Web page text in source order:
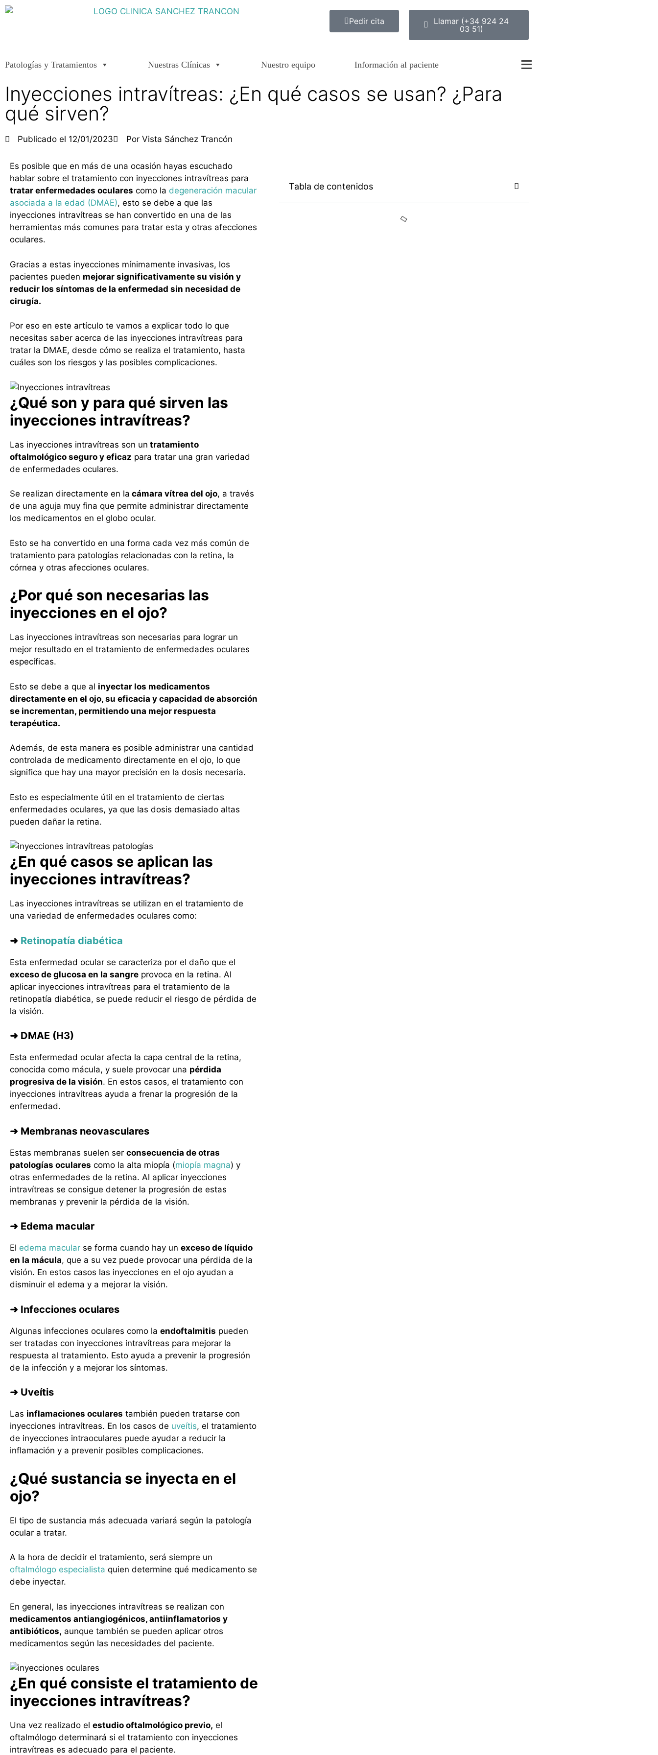
Pedir cita
Llamar (+34 924 24
03 51)
Patologías y Tratamientos Nuestras Clínicas Nuestro equipo Información al paciente
Inyecciones intravítreas: ¿En qué casos se usan? ¿Para
qué sirven?
Publicado el 12/01/2023 PorVista Sánchez Trancón
Es posible que en más de una ocasión hayas escuchado
hablar sobre el tratamiento con inyecciones intravítreas para
tratar enfermedades oculares como la degeneración macular
asociada a la edad (DMAE), esto se debe a que las
inyecciones intravítreas se han convertido en una de las
herramientas más comunes para tratar esta y otras afecciones
oculares.
Gracias a estas inyecciones mínimamente invasivas, los
pacientes pueden mejorar significativamente su visión y
reducir los síntomas de la enfermedad sin necesidad de
cirugía.
Por eso en este artículo te vamos a explicar todo lo que
necesitas saber acerca de las inyecciones intravítreas para
tratar la DMAE, desde cómo se realiza el tratamiento, hasta
cuáles son los riesgos y las posibles complicaciones.
¿Qué son y para qué sirven las
inyecciones intravítreas?
Las inyecciones intravítreas son un tratamiento
oftalmológico seguro y eficaz para tratar una gran variedad
de enfermedades oculares.
Se realizan directamente en la cámara vítrea del ojo, a través
de una aguja muy fina que permite administrar directamente
los medicamentos en el globo ocular.
Esto se ha convertido en una forma cada vez más común de
tratamiento para patologías relacionadas con la retina, la
córnea y otras afecciones oculares.
¿Por qué son necesarias las
inyecciones en el ojo?
Las inyecciones intravítreas son necesarias para lograr un
mejor resultado en el tratamiento de enfermedades oculares
específicas.
Esto se debe a que al inyectar los medicamentos
directamente en el ojo, su eficacia y capacidad de absorción
se incrementan, permitiendo una mejor respuesta
terapéutica.
Además, de esta manera es posible administrar una cantidad
controlada de medicamento directamente en el ojo, lo que
significa que hay una mayor precisión en la dosis necesaria.
Esto es especialmente útil en el tratamiento de ciertas
enfermedades oculares, ya que las dosis demasiado altas
pueden dañar la retina.
¿En qué casos se aplican las
inyecciones intravítreas?
Las inyecciones intravítreas se utilizan en el tratamiento de
una variedad de enfermedades oculares como:
➜ Retinopatía diabética
Esta enfermedad ocular se caracteriza por el daño que el
exceso de glucosa en la sangre provoca en la retina. Al
aplicar inyecciones intravítreas para el tratamiento de la
retinopatía diabética, se puede reducir el riesgo de pérdida de
la visión.
➜ DMAE (H3)
Esta enfermedad ocular afecta la capa central de la retina,
conocida como mácula, y suele provocar una pérdida
progresiva de la visión. En estos casos, el tratamiento con
inyecciones intravítreas ayuda a frenar la progresión de la
enfermedad.
➜ Membranas neovasculares
Estas membranas suelen ser consecuencia de otras
patologías oculares como la alta miopía (miopía magna) y
otras enfermedades de la retina. Al aplicar inyecciones
intravítreas se consigue detener la progresión de estas
membranas y prevenir la pérdida de la visión.
➜ Edema macular
El edema macular se forma cuando hay un exceso de líquido
en la mácula, que a su vez puede provocar una pérdida de la
visión. En estos casos las inyecciones en el ojo ayudan a
disminuir el edema y a mejorar la visión.
➜ Infecciones oculares
Algunas infecciones oculares como la endoftalmitis pueden
ser tratadas con inyecciones intravítreas para mejorar la
respuesta al tratamiento. Esto ayuda a prevenir la progresión
de la infección y a mejorar los síntomas.
➜ Uveítis
Las inflamaciones oculares también pueden tratarse con
inyecciones intravítreas. En los casos de uveítis, el tratamiento
de inyecciones intraoculares puede ayudar a reducir la
inflamación y a prevenir posibles complicaciones.
¿Qué sustancia se inyecta en el
ojo?
El tipo de sustancia más adecuada variará según la patología
ocular a tratar.
A la hora de decidir el tratamiento, será siempre un
oftalmólogo especialista quien determine qué medicamento se
debe inyectar.
En general, las inyecciones intravítreas se realizan con
medicamentos antiangiogénicos, antiinflamatorios y
antibióticos, aunque también se pueden aplicar otros
medicamentos según las necesidades del paciente.
¿En qué consiste el tratamiento de
inyecciones intravítreas?
Una vez realizado el estudio oftalmológico previo, el
oftalmólogo determinará si el tratamiento con inyecciones
intravítreas es adecuado para el paciente.
Tabla de contenidos